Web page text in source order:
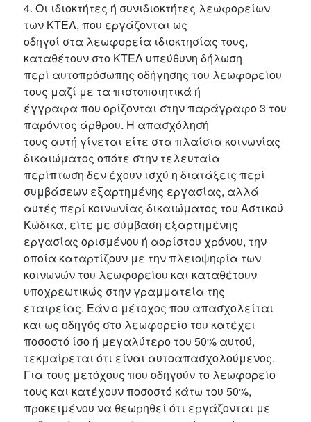
4. Οι ιδιοκτήτες ή συνιδιοκτήτες λεωφορείων
των ΚΤΕΛ, που εργάζονται ως
οδηγοί στα λεωφορεία ιδιοκτησίας τους,
καταθέτουν στο ΚΤΕΛ υπεύθυνη δήλωση
περί αυτοπρόσωπης οδήγησης του λεωφορείου
τους μαζί με τα πιστοποιητικά ή
έγγραφα που ορίζονται στην παράγραφο 3 του
παρόντος άρθρου. Η απασχόλησή
τους αυτή γίνεται είτε στα πλαίσια κοινωνίας
δικαιώματος οπότε στην τελευταία
περίπτωση δεν έχουν ισχύ η διατάξεις περί
συμβάσεων εξαρτημένης εργασίας, αλλά
αυτές περί κοινωνίας δικαιώματος του Αστικού
Κώδικα, είτε με σύμβαση εξαρτημένης
εργασίας ορισμένου ή αορίστου χρόνου, την
οποία καταρτίζουν με την πλειοψηφία των
κοινωνών του λεωφορείου και καταθέτουν
υποχρεωτικώς στην γραμματεία της
εταιρείας. Εάν ο μέτοχος που απασχολείται
και ως οδηγός στο λεωφορείο του κατέχει
ποσοστό ίσο ή μεγαλύτερο του 50% αυτού,
τεκμαίρεται ότι είναι αυτοαπασχολούμενος.
Για τους μετόχους που οδηγούν το λεωφορείο
τους και κατέχουν ποσοστό κάτω του 50%,
προκειμένου να θεωρηθεί ότι εργάζονται με